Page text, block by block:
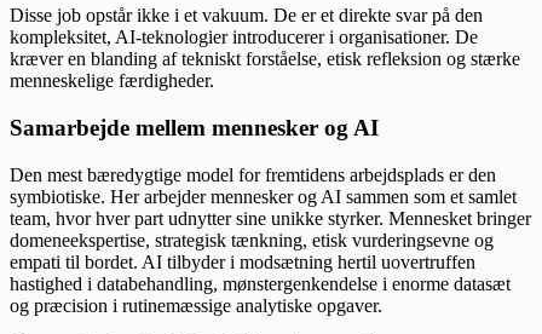
Disse job opstår ikke i et vakuum. De er et direkte svar på den
kompleksitet, AI-teknologier introducerer i organisationer. De
kræver en blanding af tekniskt forståelse, etisk refleksion og stærke
menneskelige færdigheder.
Samarbejde mellem mennesker og AI
Den mest bæredygtige model for fremtidens arbejdsplads er den
symbiotiske. Her arbejder mennesker og AI sammen som et samlet
team, hvor hver part udnytter sine unikke styrker. Mennesket bringer
domeneekspertise, strategisk tænkning, etisk vurderingsevne og
empati til bordet. AI tilbyder i modsætning hertil uovertruffen
hastighed i databehandling, mønstergenkendelse i enorme datasæt
og præcision i rutinemæssige analytiske opgaver.